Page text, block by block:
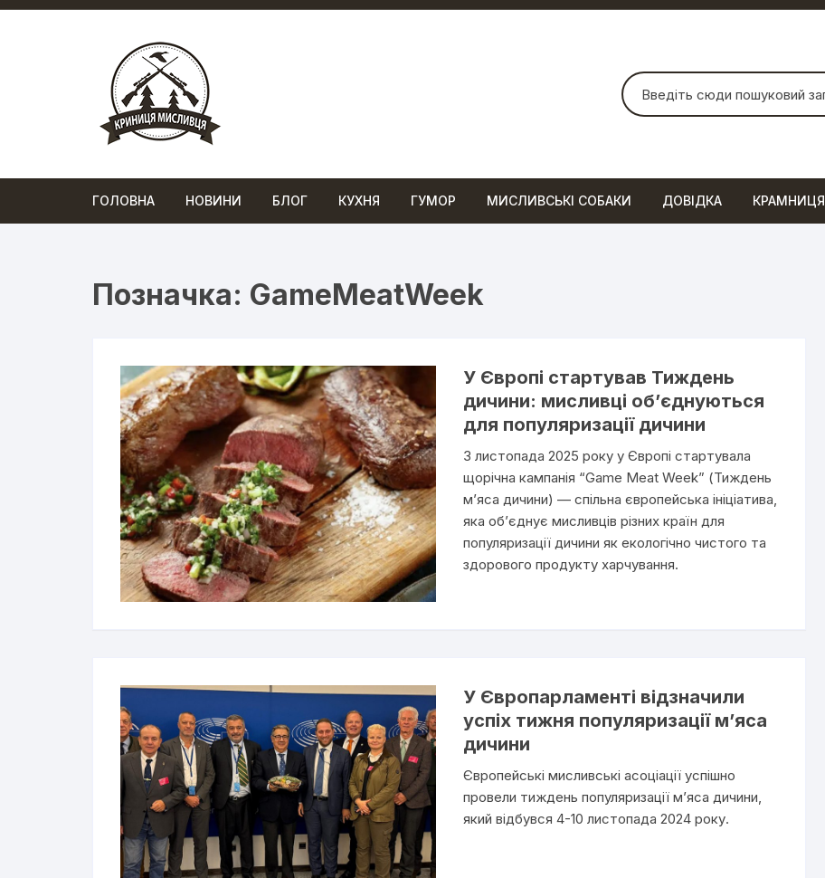
Перейти
Шукати:
ГОЛОВНА НОВИНИ БЛОГ КУХНЯ ГУМОР МИСЛИВСЬКІ СОБАКИ ДОВІДКА КРАМНИЦЯ
Позначка: GameMeatWeek
У Європі стартував Тиждень
дичини: мисливці об’єднуються
для популяризації дичини
3 листопада 2025 року у Європі стартувала
щорічна кампанія “Game Meat Week” (Тиждень
м’яса дичини) — спільна європейська ініціатива,
яка об’єднує мисливців різних країн для
популяризації дичини як екологічно чистого та
здорового продукту харчування.
У Європарламенті відзначили
успіх тижня популяризації м’яса
дичини
Європейські мисливські асоціації успішно
провели тиждень популяризації м’яса дичини,
який відбувся 4-10 листопада 2024 року.